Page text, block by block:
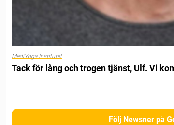
MediYoga Institutet
Tack för lång och trogen tjänst, Ulf. Vi
Följ Newsner på